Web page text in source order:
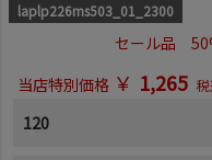
laplp226ms503_01_2300
セール品
当店特別価格 ￥ 1,265
120